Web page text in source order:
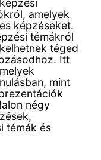
amelyek
képzéseket.
témákról
téged
Itt
mint
négy
témák és